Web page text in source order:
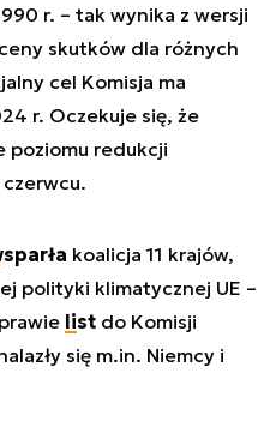
r. – tak wynika z wersji
skutków dla różnych
cel Komisja ma
r. Oczekuje się, że
poziomu redukcji
koalicja 11 krajów,
polityki klimatycznej UE –
list do Komisji
się m.in. Niemcy i